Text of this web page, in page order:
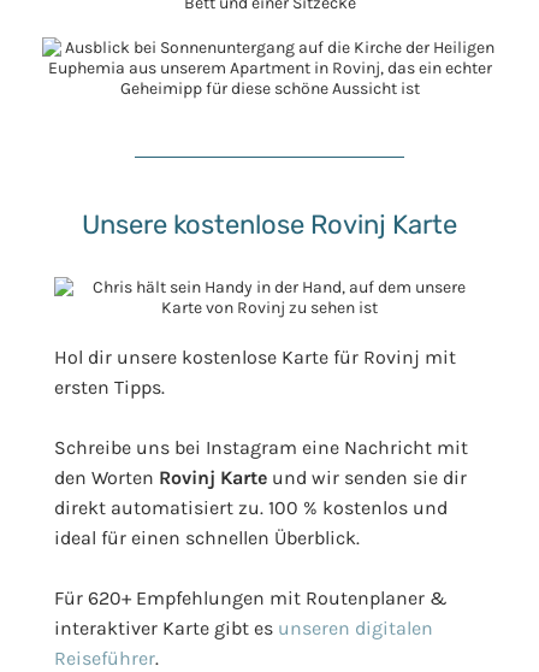
Unsere kostenlose Rovinj Karte
Hol dir unsere kostenlose Karte für Rovinj mit
ersten Tipps.
Schreibe uns bei Instagram eine Nachricht mit
den Worten Rovinj Karte und wir senden sie dir
direkt automatisiert zu. 100 % kostenlos und
ideal für einen schnellen Überblick.
Für 620+ Empfehlungen mit Routenplaner &
interaktiver Karte gibt es unseren digitalen
Reiseführer.